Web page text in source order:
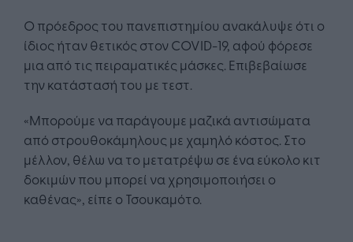
Ο πρόεδρος του πανεπιστημίου ανακάλυψε ότι ο
ίδιος ήταν θετικός στον COVID-19, αφού φόρεσε
μια από τις πειραματικές μάσκες. Επιβεβαίωσε
την κατάστασή του με τεστ.
«Μπορούμε να παράγουμε μαζικά αντισώματα
από στρουθοκάμηλους με χαμηλό κόστος. Στο
μέλλον, θέλω να το μετατρέψω σε ένα εύκολο κιτ
δοκιμών που μπορεί να χρησιμοποιήσει ο
καθένας», είπε ο Τσουκαμότο.